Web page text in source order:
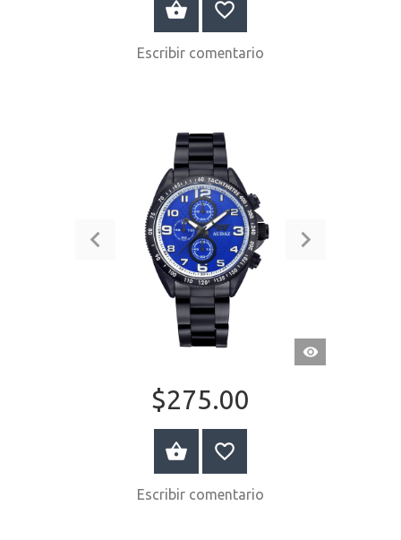
COMPRAR AHORA
Escribir comentario
VISTA
RÁPIDA
$275.00
COMPRAR AHORA
Escribir comentario